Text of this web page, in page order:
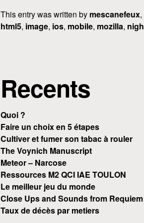
This entry was written by mescanefeux
html5, image, ios, mobile, mozilla,
Recents
Quoi ?
Faire un choix en 5 étapes
Cultiver et fumer son tabac à rouler
The Voynich Manuscript
Meteor – Narcose
Ressources M2 QCI IAE TOULON
Le meilleur jeu du monde
Close Ups and Sounds from
Taux de décès par metiers